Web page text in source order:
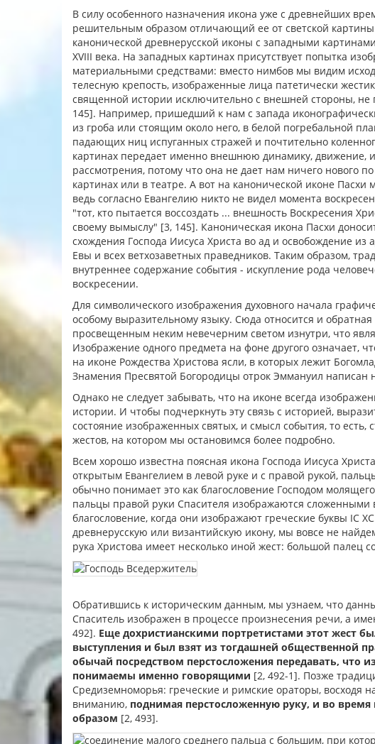
В силу особенного назначения икона уже с древнейших
решительным образом отличающий ее от светской
канонической древнерусской иконы с западными
XVIII века. На западных картинах присутствует попытка
материальными средствами: вместо нимбов мы видим
телесную крепость, изображенные лица патетически
священной истории исключительно с внешней стороны,
145]. Например, пришедший к нам с запада
из гроба или стоящим около него, в белой погребальной
падающих ниц испуганных стражей и почтительно
картинах передает именно внешнюю динамику, движение,
рассмотрения, потому что она не дает нам ничего нового
картинах или в театре. А вот на канонической иконе
ведь согласно Евангелию никто не видел момента
"тот, кто пытается воссоздать ... внешность Воскресения
своему вымыслу" [3, 145]. Каноническая икона Пасхи
схождения Господа Иисуса Христа во ад и освобождение
Евы и всех ветхозаветных праведников. Таким образом,
внутреннее содержание события - искупление рода
воскресении.
Для символического изображения духовного начала
особому выразительному языку. Сюда относится и
просвещенным неким невечерним светом изнутри, что
Изображение одного предмета на фоне другого означает,
на иконе Рождества Христова ясли, в которых лежит
Знамения Пресвятой Богородицы отрок Эммануил написан
Однако не следует забывать, что на иконе всегда
истории. И чтобы подчеркнуть эту связь с историей,
состояние изображенных святых, и смысл события, то есть,
жестов, на котором мы остановимся более подробно.
Всем хорошо известна поясная икона Господа Иисуса
открытым Евангелием в левой руке и с правой рукой,
обычно понимает это как благословение Господом
пальцы правой руки Спасителя изображаются
благословение, когда они изображают греческие буквы
древнерусскую или византийскую икону, мы вовсе не
рука Христова имеет несколько иной жест: большой палец
Обратившись к историческим данным, мы узнаем, что
Спаситель изображен в процессе произнесения речи, а
492]. Еще дохристианскими портретистами этот жест
выступления и был взят из тогдашней общественной
обычай посредством перстосложения передавать, что
понимаемы именно говорящими [2, 492-1]. Позже
Средиземноморья: греческие и римские ораторы, восходя
вниманию, поднимая перстосложенную руку, и во
образом [2, 493].